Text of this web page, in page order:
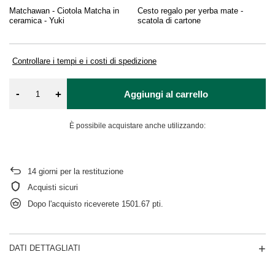
Matchawan - Ciotola Matcha in
ceramica - Yuki
Cesto regalo per yerba mate -
scatola di cartone
Controllare i tempi e i costi di spedizione
- + Aggiungi al carrello
È possibile acquistare anche utilizzando:
14 giorni per la restituzione
Acquisti sicuri
Dopo l'acquisto riceverete 1501.67 pti.
DATI DETTAGLIATI